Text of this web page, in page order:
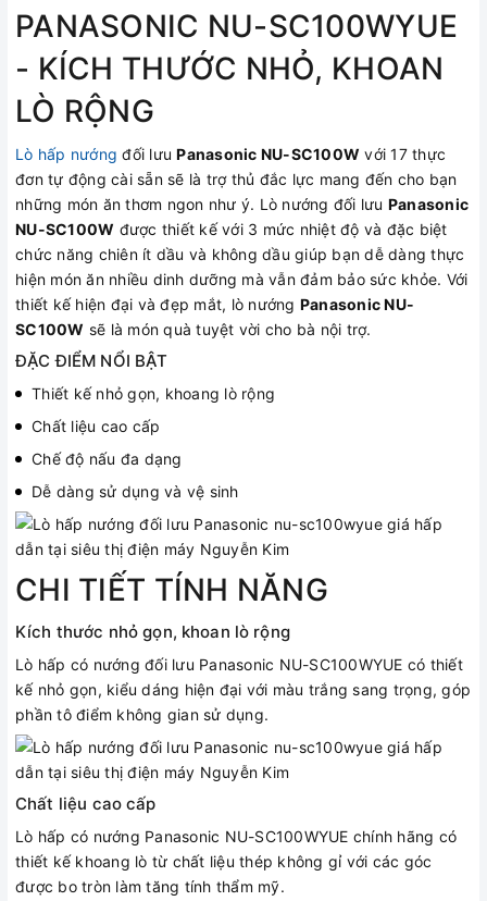
PANASONIC NU-SC100WYUE
- KÍCH THƯỚC NHỎ, KHOAN
LÒ RỘNG
Lò hấp nướng đối lưuPanasonic NU-SC100W với 17 thực
đơn tự động cài sẵn sẽ là trợ thủ đắc lực mang đến cho bạn
những món ăn thơm ngon như ý. Lò nướng đối lưu Panasonic
NU-SC100W được thiết kế với 3 mức nhiệt độ và đặc biệt
chức năng chiên ít dầu và không dầu giúp bạn dễ dàng thực
hiện món ăn nhiều dinh dưỡng mà vẫn đảm bảo sức khỏe. Với
thiết kế hiện đại và đẹp mắt, lò nướng Panasonic NU-
SC100W sẽ là món quà tuyệt vời cho bà nội trợ.
ĐẶC ĐIỂM NỔI BẬT
Thiết kế nhỏ gọn, khoang lò rộng
Chất liệu cao cấp
Chế độ nấu đa dạng
Dễ dàng sử dụng và vệ sinh
CHI TIẾT TÍNH NĂNG
Kích thước nhỏ gọn, khoan lò rộng
Lò hấp có nướng đối lưu Panasonic NU-SC100WYUE có thiết
kế nhỏ gọn, kiểu dáng hiện đại với màu trắng sang trọng, góp
phần tô điểm không gian sử dụng.
Chất liệu cao cấp
Lò hấp có nướng Panasonic NU-SC100WYUE chính hãng có
thiết kế khoang lò từ chất liệu thép không gỉ với các góc
được bo tròn làm tăng tính thẩm mỹ.